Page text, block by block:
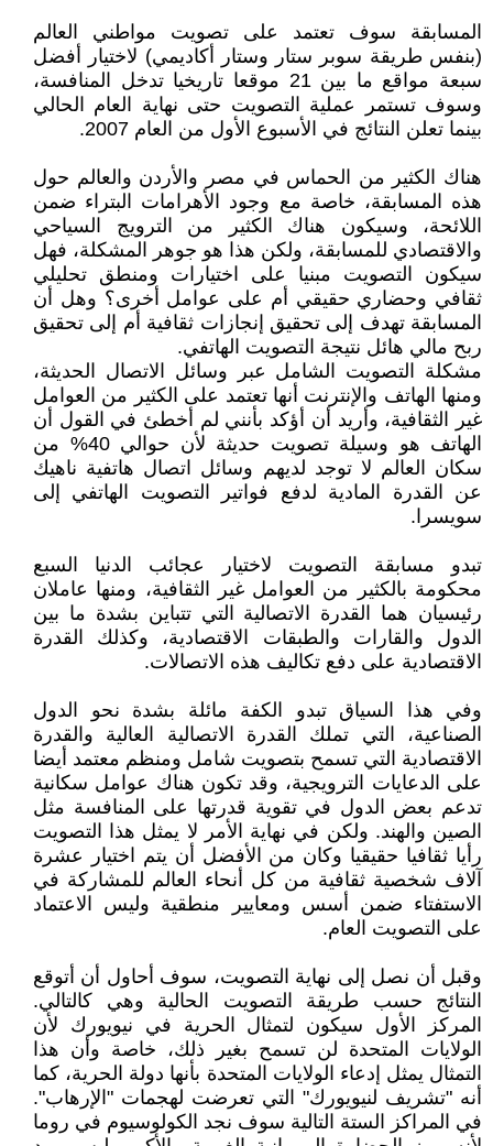
المسابقة سوف تعتمد على تصويت مواطني العالم
(بنفس طريقة سوبر ستار وستار أكاديمي) لاختيار أفضل
سبعة مواقع ما بين 21 موقعا تاريخيا تدخل المنافسة،
وسوف تستمر عملية التصويت حتى نهاية العام الحالي
بينما تعلن النتائج في الأسبوع الأول من العام 2007.
هناك الكثير من الحماس في مصر والأردن والعالم حول
هذه المسابقة، خاصة مع وجود الأهرامات البتراء ضمن
اللائحة، وسيكون هناك الكثير من الترويج السياحي
والاقتصادي للمسابقة، ولكن هذا هو جوهر المشكلة، فهل
سيكون التصويت مبنيا على اختيارات ومنطق تحليلي
ثقافي وحضاري حقيقي أم على عوامل أخرى؟ وهل أن
المسابقة تهدف إلى تحقيق إنجازات ثقافية أم إلى تحقيق
ربح مالي هائل نتيجة التصويت الهاتفي.
مشكلة التصويت الشامل عبر وسائل الاتصال الحديثة،
ومنها الهاتف والإنترنت أنها تعتمد على الكثير من العوامل
غير الثقافية، وأريد أن أؤكد بأنني لم أخطئ في القول أن
الهاتف هو وسيلة تصويت حديثة لأن حوالي 40% من
سكان العالم لا توجد لديهم وسائل اتصال هاتفية ناهيك
عن القدرة المادية لدفع فواتير التصويت الهاتفي إلى
سويسرا.
تبدو مسابقة التصويت لاختيار عجائب الدنيا السبع
محكومة بالكثير من العوامل غير الثقافية، ومنها عاملان
رئيسيان هما القدرة الاتصالية التي تتباين بشدة ما بين
الدول والقارات والطبقات الاقتصادية، وكذلك القدرة
الاقتصادية على دفع تكاليف هذه الاتصالات.
وفي هذا السياق تبدو الكفة مائلة بشدة نحو الدول
الصناعية، التي تملك القدرة الاتصالية العالية والقدرة
الاقتصادية التي تسمح بتصويت شامل ومنظم معتمد أيضا
على الدعايات الترويجية، وقد تكون هناك عوامل سكانية
تدعم بعض الدول في تقوية قدرتها على المنافسة مثل
الصين والهند. ولكن في نهاية الأمر لا يمثل هذا التصويت
رأيا ثقافيا حقيقيا وكان من الأفضل أن يتم اختيار عشرة
آلاف شخصية ثقافية من كل أنحاء العالم للمشاركة في
الاستفتاء ضمن أسس ومعايير منطقية وليس الاعتماد
على التصويت العام.
وقبل أن نصل إلى نهاية التصويت، سوف أحاول أن أتوقع
النتائج حسب طريقة التصويت الحالية وهي كالتالي.
المركز الأول سيكون لتمثال الحرية في نيويورك لأن
الولايات المتحدة لن تسمح بغير ذلك، خاصة وأن هذا
التمثال يمثل إدعاء الولايات المتحدة بأنها دولة الحرية، كما
أنه "تشريف لنيويورك" التي تعرضت لهجمات "الإرهاب".
في المراكز الستة التالية سوف نجد الكولوسيوم في روما